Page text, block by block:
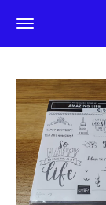
Ga
direct
de
hoofdinhoud